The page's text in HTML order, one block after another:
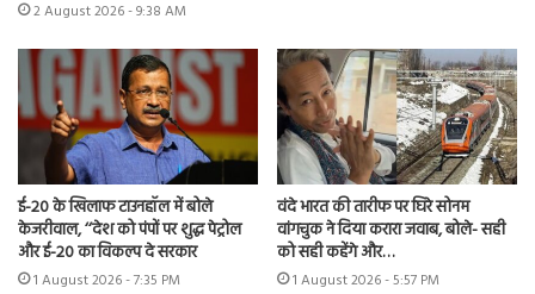
2 August 2026 - 9:38 AM
ई-20 के खिलाफ टाउनहॉल में बोले
केजरीवाल, ‘‘देश को पंपों पर शुद्ध पेट्रोल
और ई-20 का विकल्प दे सरकार
1 August 2026 - 7:35 PM
वंदे भारत की तारीफ पर घिरे सोनम
वांगचुक ने दिया करारा जवाब, बोले- सही
को सही कहेंगे और…
1 August 2026 - 5:57 PM